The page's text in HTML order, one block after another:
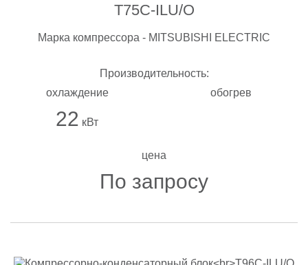
T75C-ILU/O
Марка компрессора - MITSUBISHI ELECTRIC
Производительность:
охлаждение
22 кВт
обогрев
цена
По запросу